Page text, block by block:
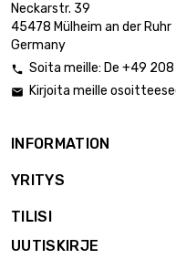
Neckarstr. 39
45478 Mülheim an der Ruhr
Germany
 Soita meille: De +49
 Kirjoita meille
INFORMATION
YRITYS
TILISI
UUTISKIRJE